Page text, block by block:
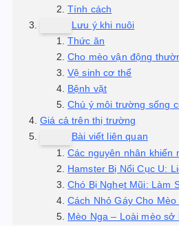
Tính cách
Lưu ý khi nuôi
Thức ăn
Cho mèo vận động
Vệ sinh cơ thể
Bệnh vặt
Chú ý môi trường sống
Giá cả trên thị trường
Bài viết liên quan
Các nguyên nhân khiến
Hamster Bị Nổi Cục U:
Chó Bị Nghẹt Mũi: Làm
Cách Nhỏ Gáy Cho
Mèo Nga – Loài mèo